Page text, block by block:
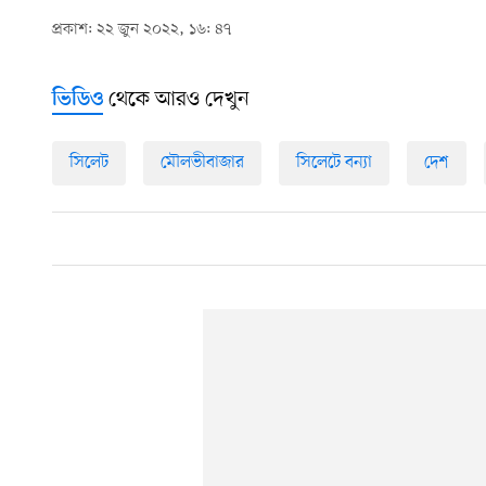
প্রকাশ: ২২ জুন ২০২২, ১৬: ৪৭
ভিডিও থেকে আরও দেখুন
সিলেট মৌলভীবাজার সিলেটে বন্যা দেশ